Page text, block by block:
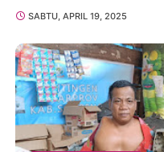
Promosikan
SABTU, APRIL 19, 2025